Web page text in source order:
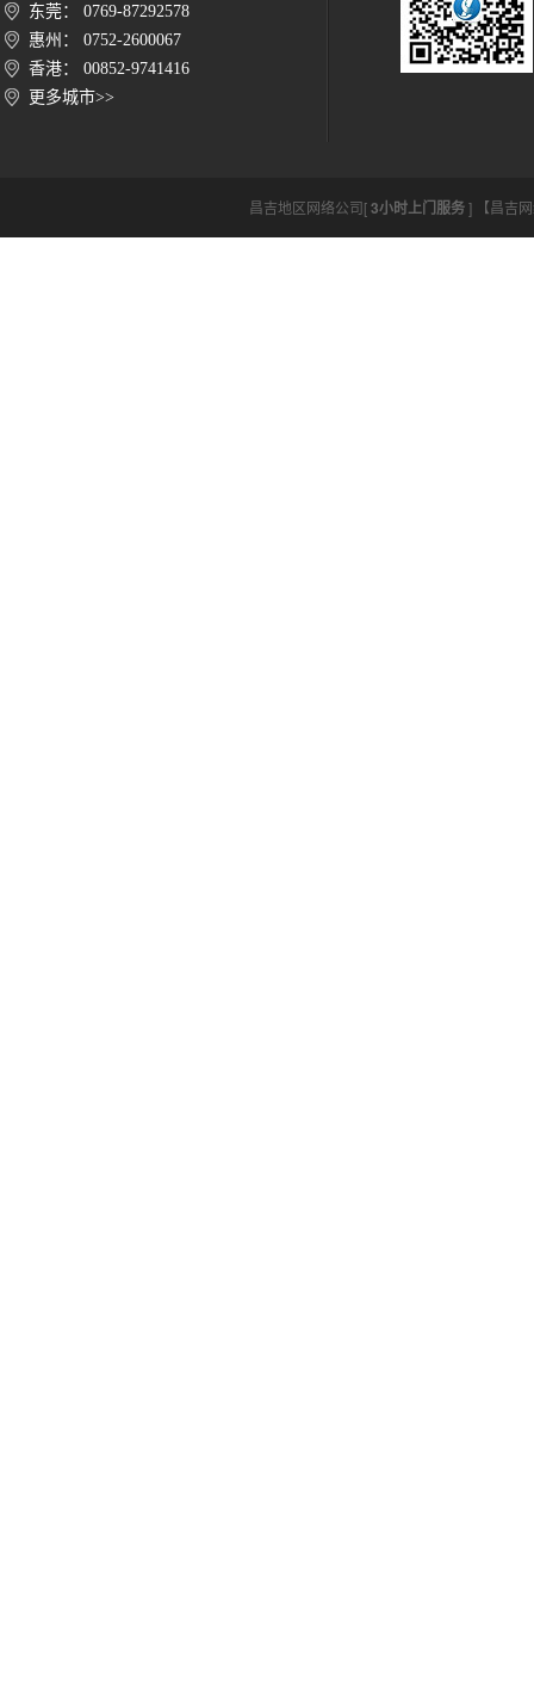
东莞： 0769-87292578
惠州： 0752-2600067
香港： 00852-9741416
更多城市>>
昌吉地区网络公司[3小时上门服务] 【昌吉